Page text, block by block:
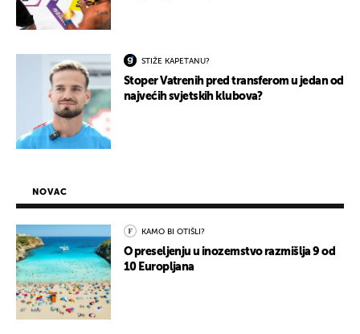
STIŽE KAPETANU?
Stoper Vatrenih pred transferom u jedan od
najvećih svjetskih klubova?
NOVAC
KAMO BI OTIŠLI?
O preseljenju u inozemstvo razmišlja 9 od
10 Europljana